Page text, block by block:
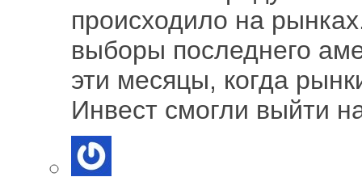
происходило на
выборы последнего
эти месяцы, когда
Инвест смогли выйти